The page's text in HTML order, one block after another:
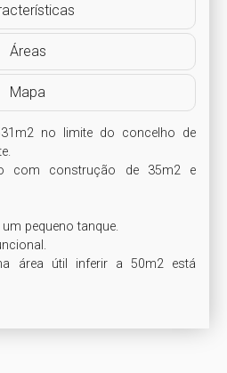
Áreas
Mapa
no limite do concelho de
com construção de 35m2 e
pequeno tanque.
área útil inferir a 50m2 está